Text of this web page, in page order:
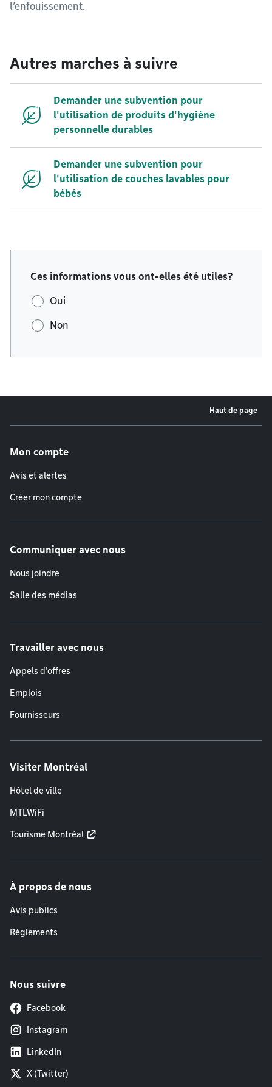
l’enfouissement.
Autres marches à suivre
Demander une subvention pour
l'utilisation de produits d'hygiène
personnelle durables
Demander une subvention pour
l'utilisation de couches lavables pour
bébés
Ces informations vous ont-elles été utiles?
Oui
Non
Haut de page
Mon compte
Avis et alertes
Créer mon compte
Communiquer avec nous
Nous joindre
Salle des médias
Travailler avec nous
Appels d'offres
Emplois
Fournisseurs
Visiter Montréal
Hôtel de ville
MTLWiFi
Tourisme Montréal
À propos de nous
Avis publics
Règlements
Nous suivre
Facebook
Instagram
LinkedIn
X (Twitter)